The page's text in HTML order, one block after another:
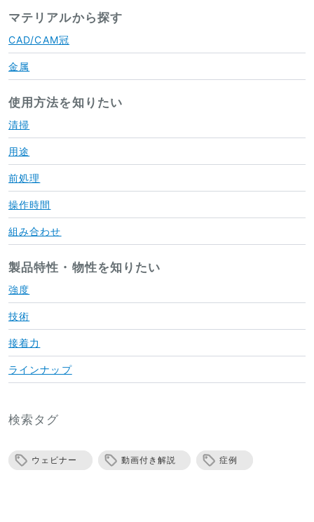
マテリアルから探す
CAD/CAM冠
金属
使用方法を知りたい
清掃
用途
前処理
操作時間
組み合わせ
製品特性・物性を知りたい
強度
技術
接着力
ラインナップ
検索タグ
ウェビナー 動画付き解説 症例